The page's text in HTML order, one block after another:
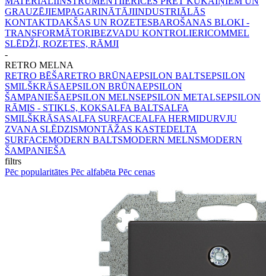
GRAUZĒJIEMPAGARINĀTĀJIINDUSTRIĀLĀS
KONTAKTDAKŠAS UN ROZETESBAROŠANAS BLOKI -
TRANSFORMĀTORIBEZVADU KONTROLIERICOMMEL
SLĒDŽI, ROZETES, RĀMJI
-
RETRO MELNA
RETRO BĒŠARETRO BRŪNAEPSILON BALTSEPSILON
SMILŠKRĀSAEPSILON BRŪNAEPSILON
ŠAMPANIEŠAEPSILON MELNSEPSILON METALSEPSILON
RĀMIS - STIKLS, KOKSALFA BALTSALFA
SMILŠKRĀSASALFA SURFACEALFA HERMIDURVJU
ZVANA SLĒDZISMONTĀŽAS KASTEDELTA
SURFACEMODERN BALTSMODERN MELNSMODERN
ŠAMPANIEŠA
filtrs
Pēc popularitātes Pēc alfabēta Pēc cenas